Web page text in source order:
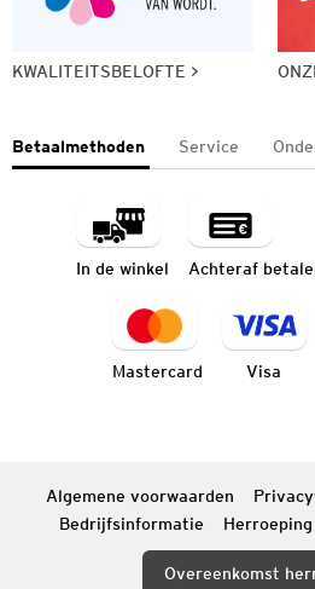
KWALITEITSBELOFTE
Betaalmethoden Service
In de winkel Achteraf
Mastercard Visa
Algemene voorwaarden
Bedrijfsinformatie
Herroeping
Overeenkomst